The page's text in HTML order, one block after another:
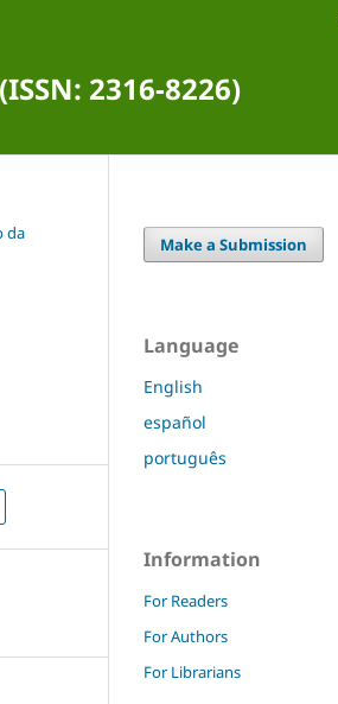
2316-8226)
da
Make a Submission
Language
English
español
português
Information
For Readers
For Authors
For Librarians